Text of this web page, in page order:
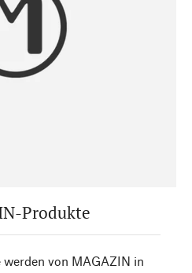
Produkte
von MAGAZIN in